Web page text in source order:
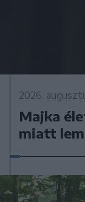
2026.
Majka
miatt